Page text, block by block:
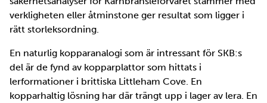
verkligheten eller åtminstone ger resultat som ligger i
rätt storleksordning.
En naturlig kopparanalogi som är intressant för SKB:s
del är de fynd av kopparplattor som hittats i
lerformationer i brittiska Littleham Cove. En
kopparhaltig lösning har där trängt upp i lager av lera. En